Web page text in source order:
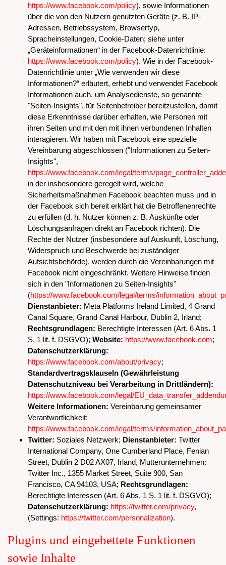
https://www.facebook.com/policy), sowie Informationen
über die von den Nutzern genutzten Geräte (z. B. IP-
Adressen, Betriebssystem, Browsertyp,
Spracheinstellungen, Cookie-Daten; siehe unter
„Geräteinformationen“ in der Facebook-Datenrichtlinie:
https://www.facebook.com/policy). Wie in der Facebook-
Datenrichtlinie unter „Wie verwenden wir diese
Informationen?“ erläutert, erhebt und verwendet Facebook
Informationen auch, um Analysedienste, so genannte
"Seiten-Insights", für Seitenbetreiber bereitzustellen, damit
diese Erkenntnisse darüber erhalten, wie Personen mit
ihren Seiten und mit den mit ihnen verbundenen Inhalten
interagieren. Wir haben mit Facebook eine spezielle
Vereinbarung abgeschlossen ("Informationen zu Seiten-
Insights",
https://www.facebook.com/legal/terms/
in der insbesondere geregelt wird, welche
Sicherheitsmaßnahmen Facebook beachten muss und in
der Facebook sich bereit erklärt hat die Betroffenenrechte
zu erfüllen (d. h. Nutzer können z. B. Auskünfte oder
Löschungsanfragen direkt an Facebook richten). Die
Rechte der Nutzer (insbesondere auf Auskunft, Löschung,
Widerspruch und Beschwerde bei zuständiger
Aufsichtsbehörde), werden durch die Vereinbarungen mit
Facebook nicht eingeschränkt. Weitere Hinweise finden
sich in den "Informationen zu Seiten-Insights"
(https://www.facebook.com/legal/terms/
Dienstanbieter: Meta Platforms Ireland Limited, 4 Grand
Canal Square, Grand Canal Harbour, Dublin 2, Irland;
Rechtsgrundlagen: Berechtigte Interessen (Art. 6 Abs. 1
S. 1 lit. f. DSGVO); Website: https://www.facebook.com;
Datenschutzerklärung:
https://www.facebook.com/about/privacy;
Standardvertragsklauseln (Gewährleistung
Datenschutzniveau bei Verarbeitung in Drittländern):
https://www.facebook.com/legal/
Weitere Informationen: Vereinbarung gemeinsamer
Verantwortlichkeit:
https://www.facebook.com/legal/terms/
Twitter: Soziales Netzwerk; Dienstanbieter: Twitter
International Company, One Cumberland Place, Fenian
Street, Dublin 2 D02 AX07, Irland, Mutterunternehmen:
Twitter Inc., 1355 Market Street, Suite 900, San
Francisco, CA 94103, USA; Rechtsgrundlagen:
Berechtigte Interessen (Art. 6 Abs. 1 S. 1 lit. f. DSGVO);
Datenschutzerklärung: https://twitter.com/privacy,
(Settings: https://twitter.com/personalization).
Plugins und eingebettete Funktionen
sowie Inhalte